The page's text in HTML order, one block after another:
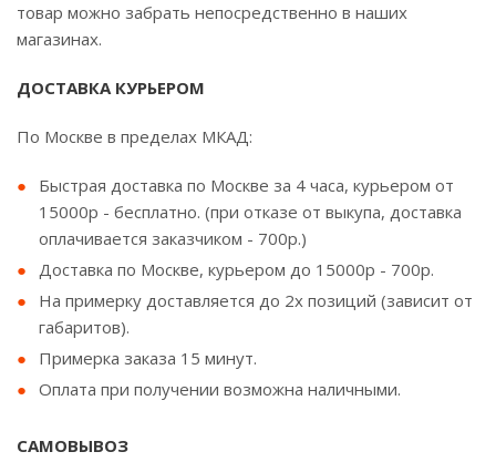
товар можно забрать непосредственно в наших
магазинах.
ДОСТАВКА КУРЬЕРОМ
По Москве в пределах МКАД:
Быстрая доставка по Москве за 4 часа, курьером от
15000р - бесплатно. (при отказе от выкупа, доставка
оплачивается заказчиком - 700р.)
Доставка по Москве, курьером до 15000р - 700р.
На примерку доставляется до 2х позиций (зависит от
габаритов).
Примерка заказа 15 минут.
Оплата при получении возможна наличными.
САМОВЫВОЗ